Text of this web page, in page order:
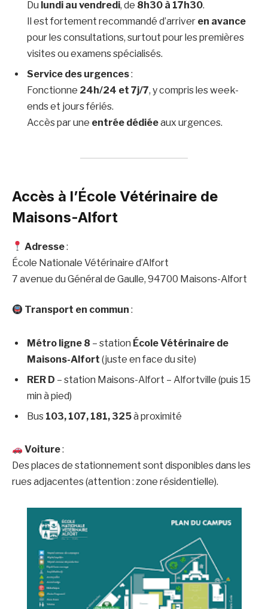
Du lundi au vendredi, de 8h30 à 17h30.
Il est fortement recommandé d’arriver en avance
pour les consultations, surtout pour les premières
visites ou examens spécialisés.
Service des urgences:
Fonctionne 24h/24 et 7j/7, y compris les week-
ends et jours fériés.
Accès par une entrée dédiéeaux urgences.
Accès à l’École Vétérinaire de
Maisons-Alfort
Adresse:
École Nationale Vétérinaire d’Alfort
7 avenue du Général de Gaulle, 94700 Maisons-Alfort
Transport en commun :
Métro ligne 8 – station École Vétérinaire de
Maisons-Alfort (juste en face du site)
RER D – station Maisons-Alfort – Alfortville (puis 15
min à pied)
Bus 103, 107, 181, 325à proximité
Voiture:
Des places de stationnement sont disponibles dans les
rues adjacentes (attention : zone résidentielle).